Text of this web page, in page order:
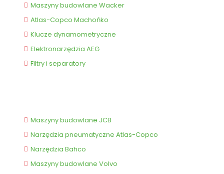
Maszyny budowlane Wacker
Atlas-Copco Machońko
Klucze dynamometryczne
Elektronarzędzia AEG
Filtry i separatory
Maszyny budowlane JCB
Narzędzia pneumatyczne Atlas-Copco
Narzędzia Bahco
Maszyny budowlane Volvo